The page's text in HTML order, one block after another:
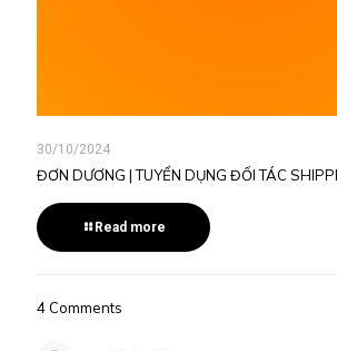
30/10/2024
ĐƠN DƯƠNG | TUYỂN DỤNG ĐỐI TÁC
Read more
4 Comments